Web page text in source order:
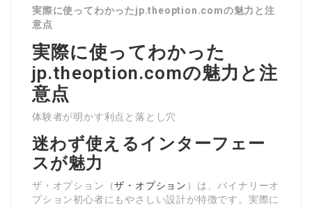
実際に使ってわかったjp.theoption.comの魅力と注
意点
実際に使ってわかった
jp.theoption.comの魅力と注
意点
体験者が明かす利点と落とし穴
迷わず使えるインターフェー
スが魅力
ザ・オプション（ザ・オプション ）は、バイナリーオ
プション初心者にもやさしい設計が特徴です。実際に